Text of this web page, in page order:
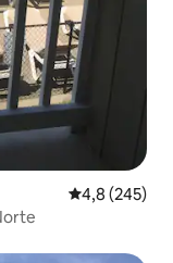
4,8 de uma
4,8 (245)